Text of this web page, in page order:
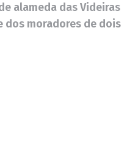
alameda das Videiras
moradores de dois